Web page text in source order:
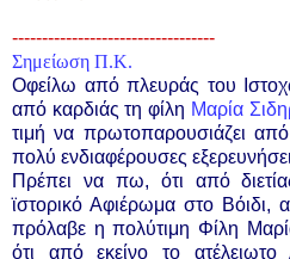
----------------------------------
Σημείωση Π.Κ.
Οφείλω από πλευράς του
από καρδιάς τη φίλη Μαρία
τιμή να πρωτοπαρουσιάζει
πολύ ενδιαφέρουσες
Πρέπει να πω, ότι από
ϊστορικό Αφιέρωμα στο Βόιδι,
πρόλαβε η πολύτιμη Φίλη
ότι από εκείνο το